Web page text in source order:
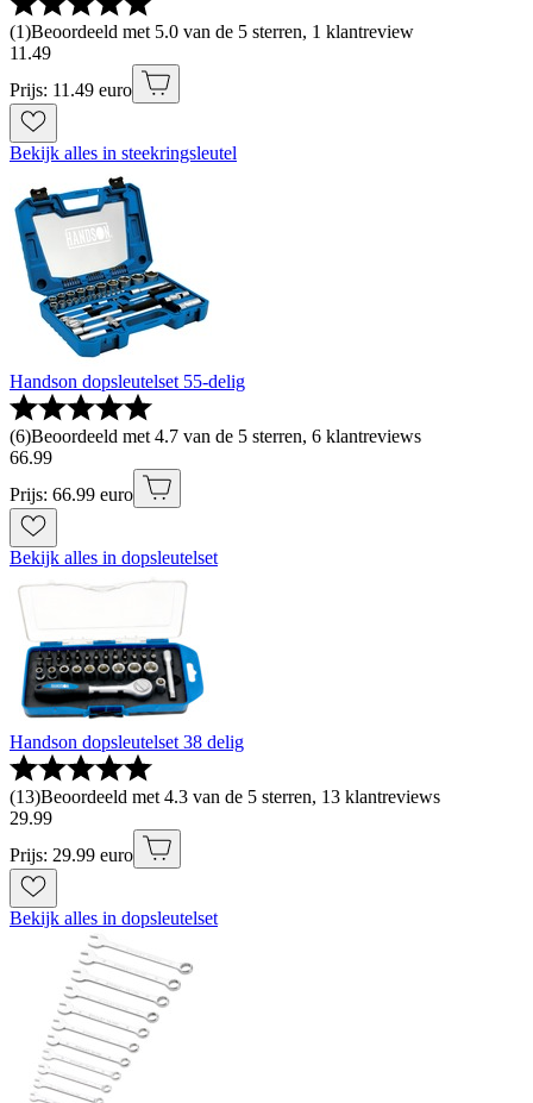
(1)Beoordeeld met 5.0 van de 5 sterren, 1 klantreview
11 .49
Prijs: 11.49 euro
Bekijk alles in steekringsleutel
Handson dopsleutelset 55-delig
(6)Beoordeeld met 4.7 van de 5 sterren, 6 klantreviews
66.99
Prijs: 66.99 euro
Bekijk alles in dopsleutelset
Handson dopsleutelset 38 delig
(13)Beoordeeld met 4.3 van de 5 sterren, 13 klantreviews
29.99
Prijs: 29.99 euro
Bekijk alles in dopsleutelset